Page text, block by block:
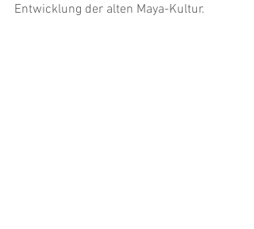
Entwicklung der alten Maya-Kultur.